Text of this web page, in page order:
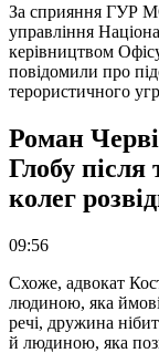
За сприяння ГУР
управління
керівництвом
повідомили про
терористичного
Роман
Глобу після
колег
09:56
Схоже, адвокат
людиною, яка
речі, дружина
й людиною, яка